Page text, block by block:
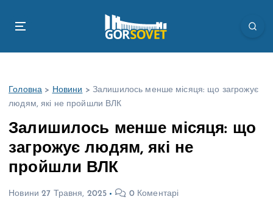
Головна > Новини > Залишилось менше місяця: що загрожує
людям, які не пройшли ВЛК
Залишилось менше місяця: що
загрожує людям, які не
пройшли ВЛК
Новини 27 Травня, 2025 0 Коментарі